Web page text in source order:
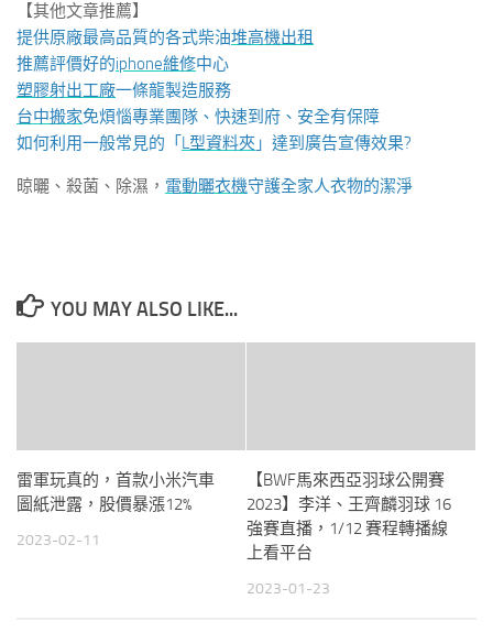
【其他文章推薦】
提供原廠最高品質的各式柴油堆高機出租
推薦評價好的iphone維修中心
塑膠射出工廠一條龍製造服務
台中搬家免煩惱專業團隊、快速到府、安全有保障
如何利用一般常見的「 L型資料夾 」達到廣告宣傳效果?
晾曬、殺菌、除濕， 電動曬衣機守護全家人衣物的潔淨
YOU MAY ALSO LIKE...
雷軍玩真的，首款小米汽車
圖紙泄露，股價暴漲12%
2023-02-11
【BWF馬來西亞羽球公開賽
2023】李洋、王齊麟羽球 16
強賽直播，1/12 賽程轉播線
上看平台
2023-01-23